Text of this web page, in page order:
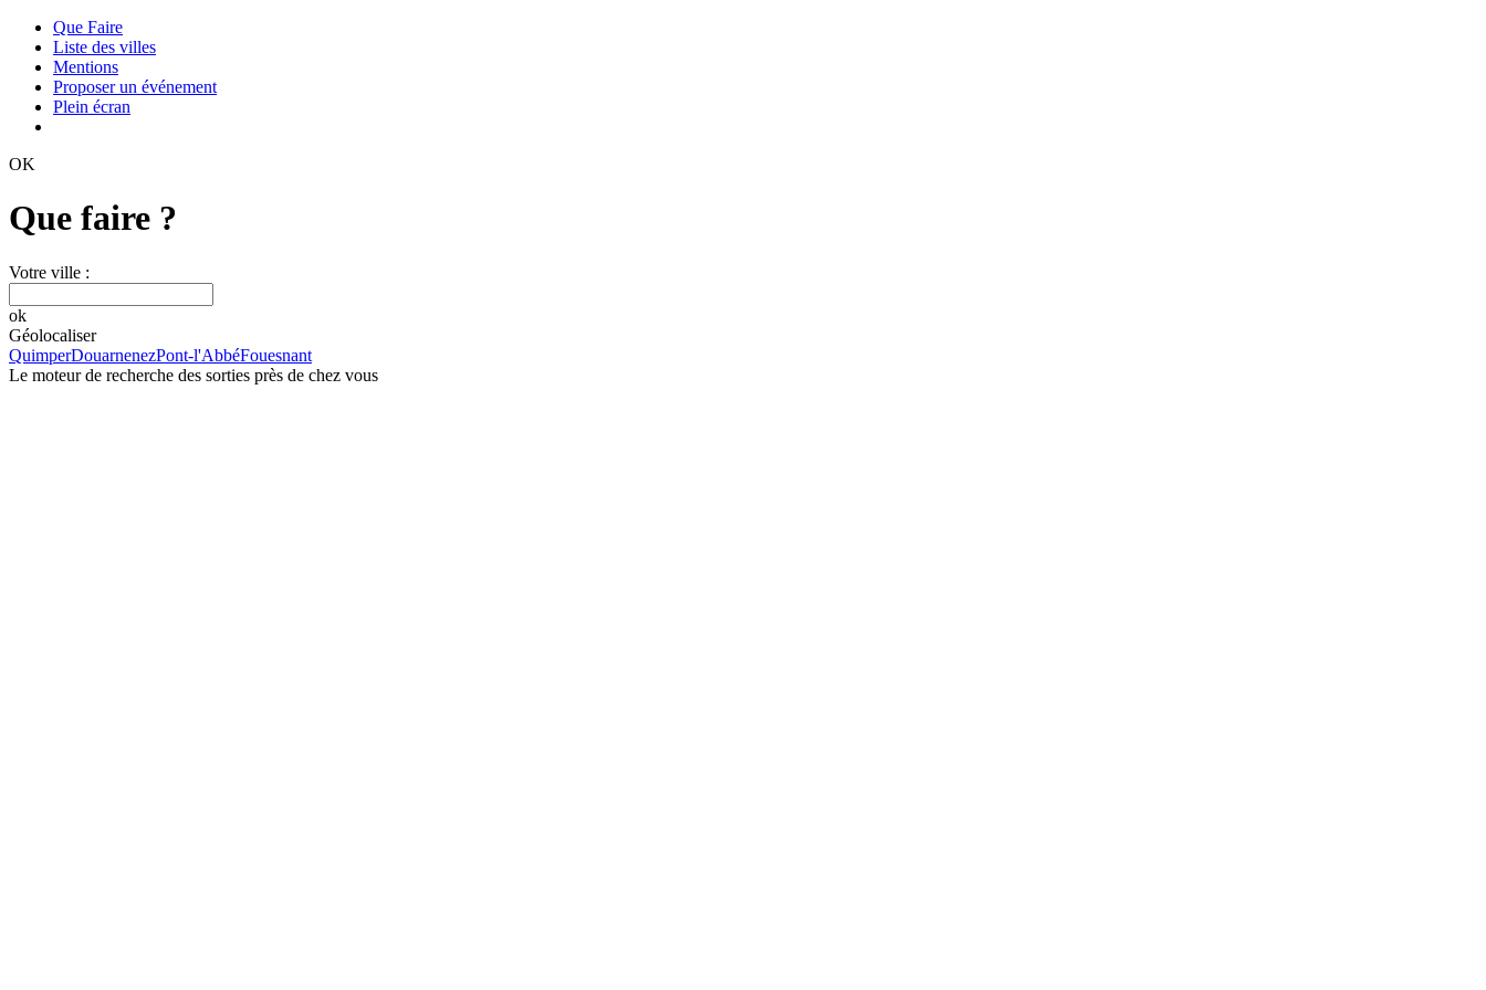
Que Faire
Liste des villes
Mentions
Proposer un événement
Plein écran
OK
Que faire ?
Votre ville :
ok
Géolocaliser
QuimperDouarnenezPont-l'AbbéFouesnant
Le moteur de recherche des sorties près de chez vous